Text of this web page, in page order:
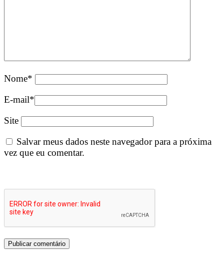
Nome*
E-mail*
Site
Salvar meus dados neste navegador para a próxima
vez que eu comentar.